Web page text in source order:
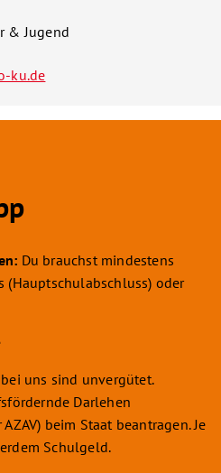
& Jugend
ku.de
Du brauchst mindestens
oder
uns sind unvergütet.
Darlehen
beim Staat beantragen. Je
Schulgeld.